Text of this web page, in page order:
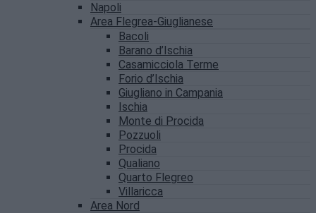
Napoli
Area Flegrea-Giuglianese
Bacoli
Barano d’Ischia
Casamicciola Terme
Forio d’Ischia
Giugliano in Campania
Ischia
Monte di Procida
Pozzuoli
Procida
Qualiano
Quarto Flegreo
Villaricca
Area Nord